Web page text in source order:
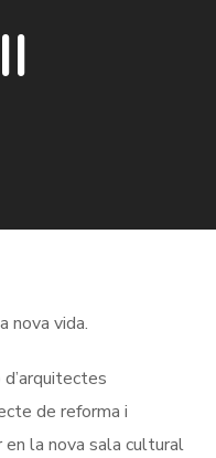
nova vida.
de reforma i
la nova sala cultural